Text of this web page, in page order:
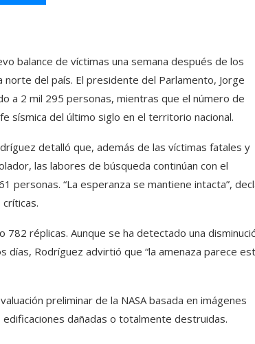
balance de víctimas una semana después de los
del país. El presidente del Parlamento, Jorge
a 2 mil 295 personas, mientras que el número de
sísmica del último siglo en el territorio nacional.
detalló que, además de las víctimas fatales y
las labores de búsqueda continúan con el
personas. “La esperanza se mantiene intacta”,
réplicas. Aunque se ha detectado una
Rodríguez advirtió que “la amenaza parece
preliminar de la NASA basada en imágenes
dañadas o totalmente destruidas.